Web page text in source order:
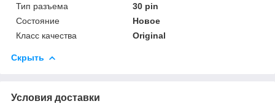
Тип разъема
30 pin
Состояние
Новое
Класс качества
Original
Скрыть
Условия доставки